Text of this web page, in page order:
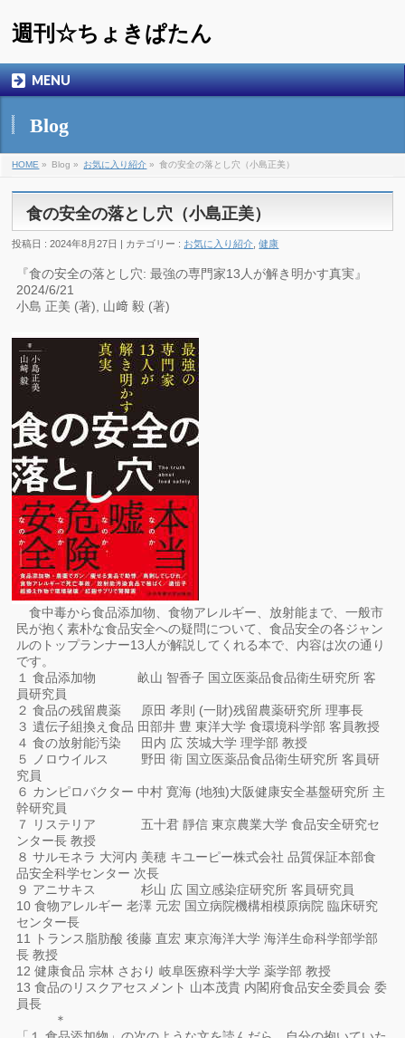
週刊☆ちょきぱたん
MENU
Blog
HOME » Blog » お気に入り紹介 » 食の安全の落とし穴（小島正美）
食の安全の落とし穴（小島正美）
投稿日 : 2024年8月27日 | カテゴリー : お気に入り紹介 ,健康
『食の安全の落とし穴: 最強の専門家13人が解き明かす真実』
2024/6/21
小島 正美 (著), 山﨑 毅 (著)
食中毒から食品添加物、食物アレルギー、放射能まで、一般市
民が抱く素朴な食品安全への疑問について、食品安全の各ジャン
ルのトップランナー13人が解説してくれる本で、内容は次の通り
です。
１ 食品添加物 畝山 智香子 国立医薬品食品衛生研究所 客
員研究員
２ 食品の残留農薬 原田 孝則 (一財)残留農薬研究所 理事長
３ 遺伝子組換え食品 田部井 豊 東洋大学 食環境科学部 客員教授
４ 食の放射能汚染 田内 広 茨城大学 理学部 教授
５ ノロウイルス 野田 衛 国立医薬品食品衛生研究所 客員研
究員
６ カンピロバクター 中村 寛海 (地独)大阪健康安全基盤研究所 主
幹研究員
７ リステリア 五十君 靜信 東京農業大学 食品安全研究セ
ンター長 教授
８ サルモネラ 大河内 美穂 キユーピー株式会社 品質保証本部食
品安全科学センター 次長
９ アニサキス 杉山 広 国立感染症研究所 客員研究員
10 食物アレルギー 老澤 元宏 国立病院機構相模原病院 臨床研究
センター長
11 トランス脂肪酸 後藤 直宏 東京海洋大学 海洋生命科学部学部
長 教授
12 健康食品 宗林 さおり 岐阜医療科学大学 薬学部 教授
13 食品のリスクアセスメント 山本茂貴 内閣府食品安全委員会 委
員長
＊